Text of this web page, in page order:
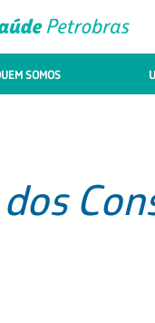
SOMOS